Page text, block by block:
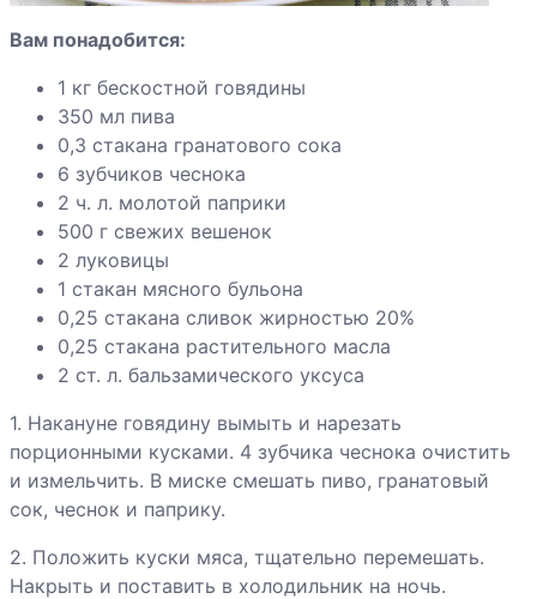
ребрышки с
шампиньонами
Грибы «фри» с
чесночным
соусом
Гуляш из
сосисок с
грибами
Хинкали
Хлебец мясной
с томатом
Каннеллони
Вам понадобится:
1 кг бескостной говядины
350 мл пива
0,3 стакана гранатового сока
6 зубчиков чеснока
2 ч. л. молотой паприки
500 г свежих вешенок
2 луковицы
1 стакан мясного бульона
0,25 стакана сливок жирностью 20%
0,25 стакана растительного масла
2 ст. л. бальзамического уксуса
1. Накануне говядину вымыть и нарезать
порционными кусками. 4 зубчика чеснока очистить
и измельчить. В миске смешать пиво, гранатовый
сок, чеснок и паприку.
2. Положить куски мяса, тщательно перемешать.
Накрыть и поставить в холодильник на ночь.